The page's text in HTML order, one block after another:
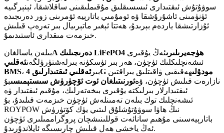
سوۋۇتۇش ئىقتىدارى ئىسسىقلىق مۇقىملىقىنى ساقلاشقا، ئېنېرگىيە
ئۈنۈمىنى ئاشۇرۇشقا ۋە ئومۇمىي باتارېيە ئۆمرىنى زور دەرىجىدە
ئۇزارتىشقا ياردەم بېرىدۇ، ھەتتا ئېغىر ماتېرىيال بىر تەرەپ قىلىش
خىزمەت مىقدارى ئاستىدىمۇ.
بىلەن ياسالغان A دەرىجىلىك LiFePO4 ھۈجەيرىلىرىئەڭ يۇقىرى
ئىشەنچلىكلىك ئۈچۈن، ھەر بىر ئۈسكۈنە بىرلەشتۈرۈلگەنئەقلىي
BMS
، بىر ئەقلىي ئىقتىدارلىق 4G مودۇلىھەقىقىي ۋاقىتلىق يىراقتىن
نازارەت قىلىش ئۈچۈن، ۋەئورنىتىلغان ئوت ئۆچۈرۈش سىستېمىسىبۇ
ئىقتىدارلار بىرلىكتە يۇقىرى بىخەتەرلىك، مۇقىم ئىقتىدار ۋە
ئىشەنچلىك توك بىلەن تەمىنلەش ئۈچۈن خىزمەت قىلىدۇ، بۇ
ROYPOW نىڭ ھاۋا سوۋۇتۇشلۇق لىتىي يۈك كۆتۈرۈش
باتارېيەسىنى مۇھىم سانائەت قوللىنىشچان پروگراممىلىرى ئۈچۈن
ئەڭ ياخشى ھەل قىلىش چارىسىگە ئايلاندۇرىدۇ.